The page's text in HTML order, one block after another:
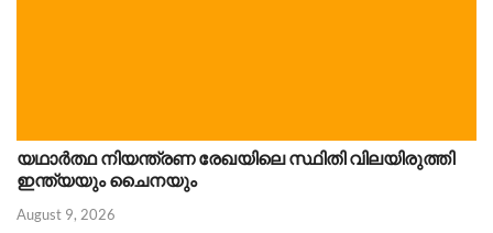
യഥാർത്ഥ നിയന്ത്രണ രേഖയിലെ സ്ഥിതി വിലയിരുത്തി
ഇന്ത്യയും ചൈനയും
August 9, 2026